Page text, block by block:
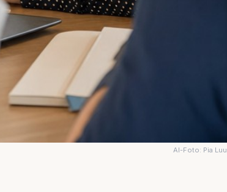
AI-Foto: Pia